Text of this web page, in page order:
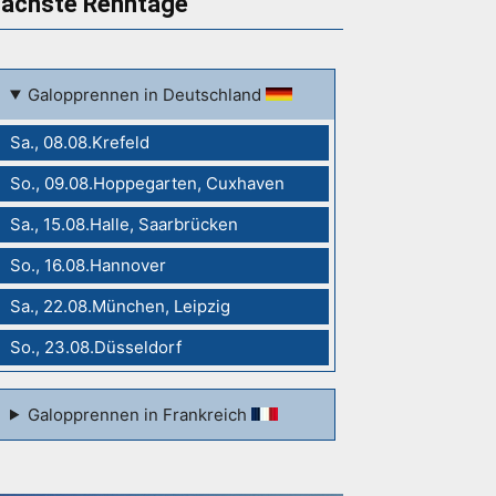
Galopprennen in Deutschland
Sa., 08.08.Krefeld
So., 09.08.Hoppegarten, Cuxhaven
Sa., 15.08.Halle, Saarbrücken
So., 16.08.Hannover
Sa., 22.08.München, Leipzig
So., 23.08.Düsseldorf
Galopprennen in Frankreich